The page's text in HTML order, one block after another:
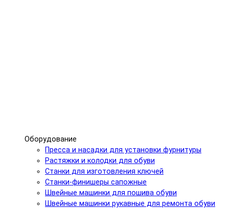
Оборудование
Пресса и насадки для установки фурнитуры
Растяжки и колодки для обуви
Станки для изготовления ключей
Станки-финишеры сапожные
Швейные машинки для пошива обуви
Швейные машинки рукавные для ремонта обуви